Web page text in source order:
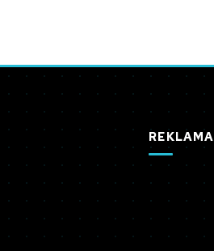
REKLAMA